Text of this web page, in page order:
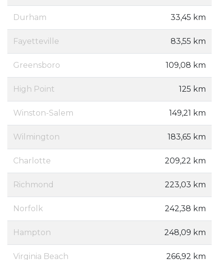
Durham 33,45 km
Fayetteville 83,55 km
Greensboro 109,08 km
High Point 125 km
Winston-Salem 149,21 km
Wilmington 183,65 km
Charlotte 209,22 km
Richmond 223,03 km
Norfolk 242,38 km
Hampton 248,09 km
Virginia Beach 266,92 km